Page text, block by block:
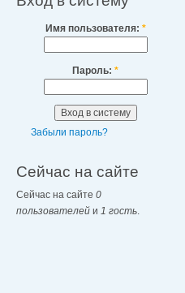
Имя пользователя: *
Пароль: *
Забыли пароль?
Сейчас на сайте
Сейчас на сайте 0
пользователей и 1 гость